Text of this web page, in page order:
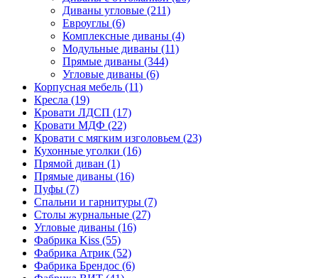
Диваны угловые (211)
Евроуглы (6)
Комплексные диваны (4)
Модульные диваны (11)
Прямые диваны (344)
Угловые диваны (6)
Корпусная мебель (11)
Кресла (19)
Кровати ЛДСП (17)
Кровати МДФ (22)
Кровати с мягким изголовьем (23)
Кухонные уголки (16)
Прямой диван (1)
Прямые диваны (16)
Пуфы (7)
Спальни и гарнитуры (7)
Столы журнальные (27)
Угловые диваны (16)
Фабрика Kiss (55)
Фабрика Атрик (52)
Фабрика Брендос (6)